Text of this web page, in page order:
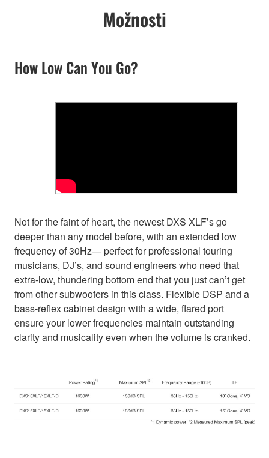
Možnosti
How Low Can You Go?
Not for the faint of heart, the newest DXS XLF’s go
deeper than any model before, with an extended low
frequency of 30Hz— perfect for professional touring
musicians, DJ’s, and sound engineers who need that
extra-low, thundering bottom end that you just can’t get
from other subwoofers in this class. Flexible DSP and a
bass-reflex cabinet design with a wide, flared port
ensure your lower frequencies maintain outstanding
clarity and musicality even when the volume is cranked.